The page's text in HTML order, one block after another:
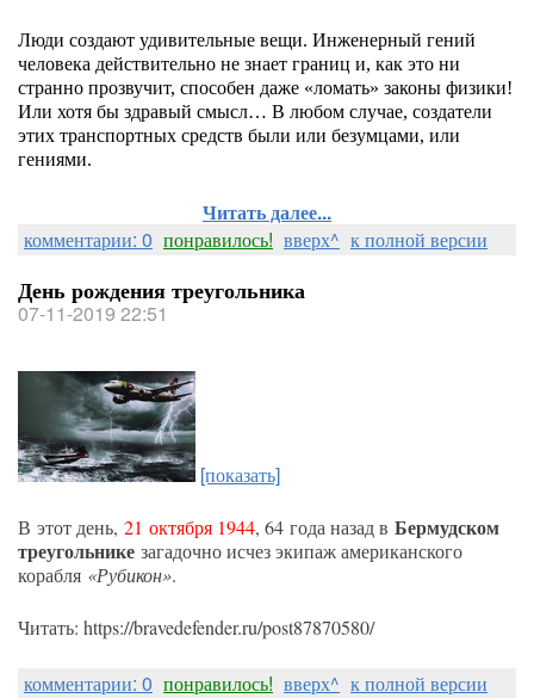
Люди создают удивительные вещи. Инженерный гений
человека действительно не знает границ и, как это ни
странно прозвучит, способен даже «ломать» законы физики!
Или хотя бы здравый смысл… В любом случае, создатели
этих транспортных средств были или безумцами, или
гениями.
Читать далее...
комментарии: 0 понравилось! вверх^ к полной версии
День рождения треугольника
07-11-2019 22:51
[показать]
В этот день, 21 октября 1944, 64 года назад в Бермудском
треугольнике загадочно исчез экипаж американского
корабля «Рубикон».
Читать: https://bravedefender.ru/post87870580/
комментарии: 0 понравилось! вверх^ к полной версии